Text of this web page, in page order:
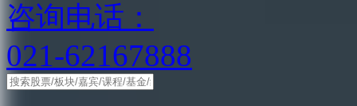
咨询电话：
021-62167888